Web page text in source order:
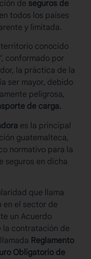
de seguros de
todos los países
y limitada.
territorio conocido
conformado por
la práctica de la
ser mayor, debido
peligrosa,
de carga.
es la principal
guatemalteca,
normativo para la
seguros en dicha
que llama
en el sector de
un Acuerdo
la contratación de
Reglamento
Obligatorio de